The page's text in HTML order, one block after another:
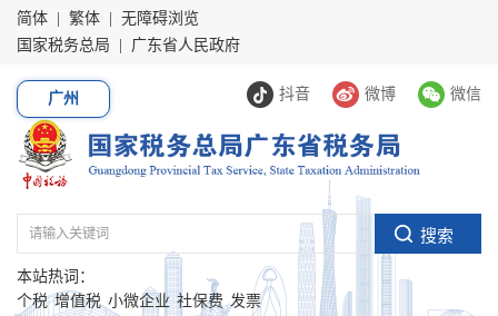
简体 繁体
无障碍浏览
国家税务总局
广东省人民政府
抖音 微博 微信
广州
本站热词：
个税 增值税 小微企业 社保费 发票